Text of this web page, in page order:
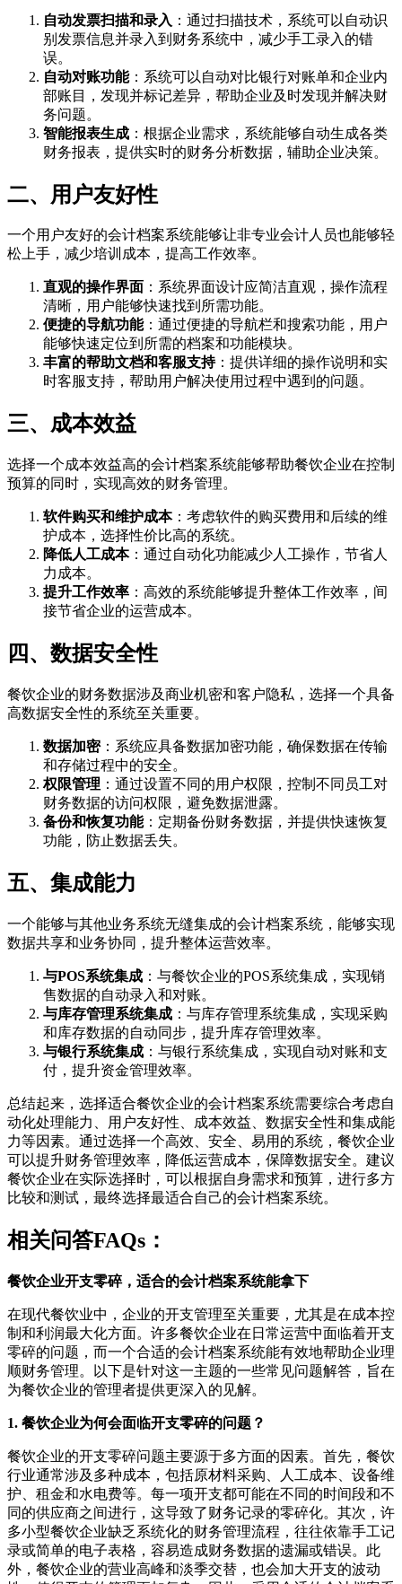
自动发票扫描和录入 ：通过扫描技术，系统可以自动识
别发票信息并录入到财务系统中，减少手工录入的错
误。
自动对账功能：系统可以自动对比银行对账单和企业内
部账目，发现并标记差异，帮助企业及时发现并解决财
务问题。
智能报表生成 ：根据企业需求，系统能够自动生成各类
财务报表，提供实时的财务分析数据，辅助企业决策。
二、用户友好性
一个用户友好的会计档案系统能够让非专业会计人员也能够轻
松上手，减少培训成本，提高工作效率。
直观的操作界面 ：系统界面设计应简洁直观，操作流程
清晰，用户能够快速找到所需功能。
便捷的导航功能：通过便捷的导航栏和搜索功能，用户
能够快速定位到所需的档案和功能模块。
丰富的帮助文档和客服支持：提供详细的操作说明和实
时客服支持，帮助用户解决使用过程中遇到的问题。
三、成本效益
选择一个成本效益高的会计档案系统能够帮助餐饮企业在控制
预算的同时，实现高效的财务管理。
软件购买和维护成本：考虑软件的购买费用和后续的维
护成本，选择性价比高的系统。
降低人工成本：通过自动化功能减少人工操作，节省人
力成本。
提升工作效率 ：高效的系统能够提升整体工作效率，间
接节省企业的运营成本。
四、数据安全性
餐饮企业的财务数据涉及商业机密和客户隐私，选择一个具备
高数据安全性的系统至关重要。
数据加密：系统应具备数据加密功能，确保数据在传输
和存储过程中的安全。
权限管理 ：通过设置不同的用户权限，控制不同员工对
财务数据的访问权限，避免数据泄露。
备份和恢复功能：定期备份财务数据，并提供快速恢复
功能，防止数据丢失。
五、集成能力
一个能够与其他业务系统无缝集成的会计档案系统，能够实现
数据共享和业务协同，提升整体运营效率。
与POS系统集成 ：与餐饮企业的POS系统集成，实现销
售数据的自动录入和对账。
与库存管理系统集成 ：与库存管理系统集成，实现采购
和库存数据的自动同步，提升库存管理效率。
与银行系统集成 ：与银行系统集成，实现自动对账和支
付，提升资金管理效率。
总结起来，选择适合餐饮企业的会计档案系统需要综合考虑自
动化处理能力、用户友好性、成本效益、数据安全性和集成能
力等因素。通过选择一个高效、安全、易用的系统，餐饮企业
可以提升财务管理效率，降低运营成本，保障数据安全。建议
餐饮企业在实际选择时，可以根据自身需求和预算，进行多方
比较和测试，最终选择最适合自己的会计档案系统。
相关问答FAQs：
餐饮企业开支零碎，适合的会计档案系统能拿下
在现代餐饮业中，企业的开支管理至关重要，尤其是在成本控
制和利润最大化方面。许多餐饮企业在日常运营中面临着开支
零碎的问题，而一个合适的会计档案系统能有效地帮助企业理
顺财务管理。以下是针对这一主题的一些常见问题解答，旨在
为餐饮企业的管理者提供更深入的见解。
1. 餐饮企业为何会面临开支零碎的问题？
餐饮企业的开支零碎问题主要源于多方面的因素。首先，餐饮
行业通常涉及多种成本，包括原材料采购、人工成本、设备维
护、租金和水电费等。每一项开支都可能在不同的时间段和不
同的供应商之间进行，这导致了财务记录的零碎化。其次，许
多小型餐饮企业缺乏系统化的财务管理流程，往往依靠手工记
录或简单的电子表格，容易造成财务数据的遗漏或错误。此
外，餐饮企业的营业高峰和淡季交替，也会加大开支的波动